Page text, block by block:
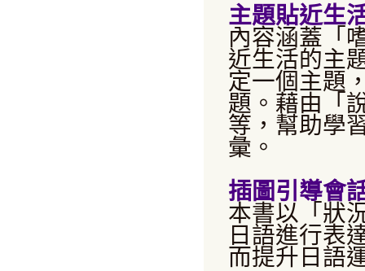
主題貼近生
內容涵蓋 「
近生活的主
定一個主題
題。藉由「
等，幫助學
彙。
插圖引導會
本書以「狀
日語進行表
而提升日語